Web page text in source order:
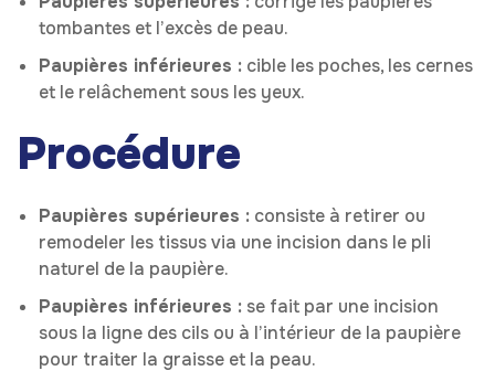
tombantes et l’excès de peau.
Paupières inférieures : cible les poches, les cernes
et le relâchement sous les yeux.
Procédure
Paupières supérieures : consiste à retirer ou
remodeler les tissus via une incision dans le pli
naturel de la paupière.
Paupières inférieures : se fait par une incision
sous la ligne des cils ou à l’intérieur de la paupière
pour traiter la graisse et la peau.